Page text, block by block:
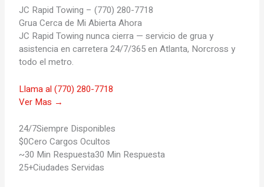
JC Rapid Towing – (770) 280-7718
Grua Cerca de MiAbierta Ahora
JC Rapid Towing nunca cierra — servicio de grua y
asistencia en carretera 24/7/365 en Atlanta, Norcross y
todo el metro.
Llama al (770) 280-7718
Ver Mas →
24/7Siempre Disponibles
$0Cero Cargos Ocultos
~30 Min Respuesta30 Min Respuesta
25+Ciudades Servidas